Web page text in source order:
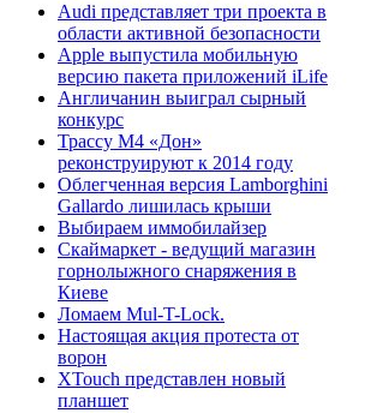
Audi представляет три проекта в
области активной безопасности
Apple выпустила мобильную
версию пакета приложений iLife
Англичанин выиграл сырный
конкурс
Трассу М4 «Дон»
реконструируют к 2014 году
Облегченная версия Lamborghini
Gallardo лишилась крыши
Выбираем иммобилайзер
Скаймаркет - ведущий магазин
горнолыжного снаряжения в
Киеве
Ломаем Mul-T-Lock.
Настоящая акция протеста от
ворон
XTouch представлен новый
планшет